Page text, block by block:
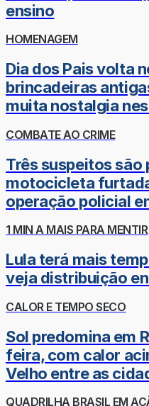
ensino
HOMENAGEM
Dia dos Pais volta
brincadeiras
muita nostalgia
COMBATE AO CRIME
Três suspeitos são
motocicleta
operação policial
1 MIN A MAIS PARA MENTIR
Lula terá mais
veja distribuição
CALOR E TEMPO SECO
Sol predomina em
feira, com calor
Velho entre as
QUADRILHA BRASIL EM